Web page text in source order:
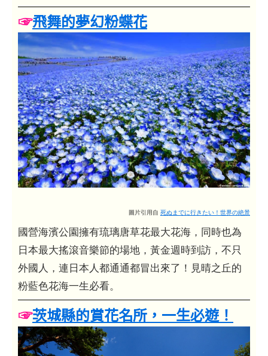
☞飛舞的夢幻粉蝶花
圖片引用自 死ぬまでに行きたい！世界の絶景
國營海濱公園擁有琉璃唐草花最大花海，同時也為
日本最大搖滾音樂節的場地，黃金週時到訪，不只
外國人，連日本人都通通都冒出來了！見晴之丘的
粉藍色花海一生必看。
☞茨城縣的賞花名所，一生必遊！